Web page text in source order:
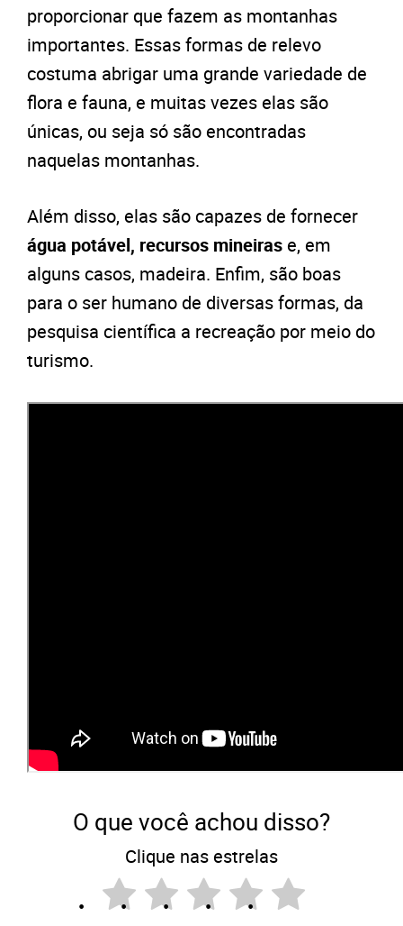
proporcionar que fazem as montanhas
importantes. Essas formas de relevo
costuma abrigar uma grande variedade de
flora e fauna, e muitas vezes elas são
únicas, ou seja só são encontradas
naquelas montanhas.
Além disso, elas são capazes de fornecer
água potável, recursos mineiras e, em
alguns casos, madeira. Enfim, são boas
para o ser humano de diversas formas, da
pesquisa científica a recreação por meio do
turismo.
O que você achou disso?
Clique nas estrelas